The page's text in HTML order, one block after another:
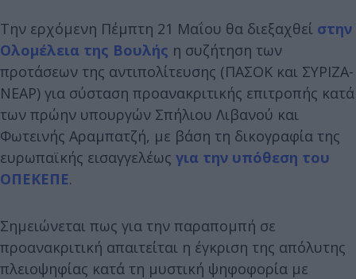
Την ερχόμενη Πέμπτη 21 Μαΐου θα διεξαχθεί στην
Ολομέλεια της Βουλής η συζήτηση των
προτάσεων της αντιπολίτευσης (ΠΑΣΟΚ και ΣΥΡΙΖΑ-
ΝΕΑΡ) για σύσταση προανακριτικής επιτροπής κατά
των πρώην υπουργών Σπήλιου Λιβανού και
Φωτεινής Αραμπατζή, με βάση τη δικογραφία της
ευρωπαϊκής εισαγγελέως για την υπόθεση του
ΟΠΕΚΕΠΕ.
Σημειώνεται πως για την παραπομπή σε
προανακριτική απαιτείται η έγκριση της απόλυτης
πλειοψηφίας κατά τη μυστική ψηφοφορία με